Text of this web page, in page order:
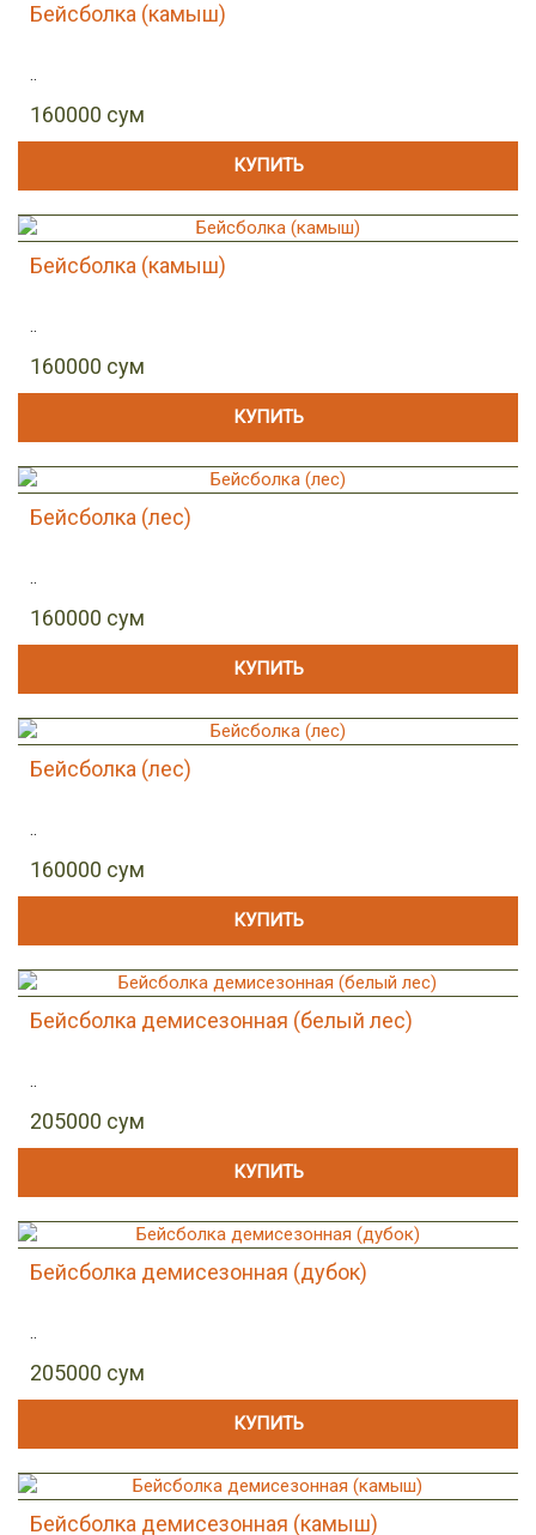
Бейсболка (камыш)
..
160000 сум
КУПИТЬ
Бейсболка (камыш)
..
160000 сум
КУПИТЬ
Бейсболка (лес)
..
160000 сум
КУПИТЬ
Бейсболка (лес)
..
160000 сум
КУПИТЬ
Бейсболка демисезонная (белый лес)
..
205000 сум
КУПИТЬ
Бейсболка демисезонная (дубок)
..
205000 сум
КУПИТЬ
Бейсболка демисезонная (камыш)